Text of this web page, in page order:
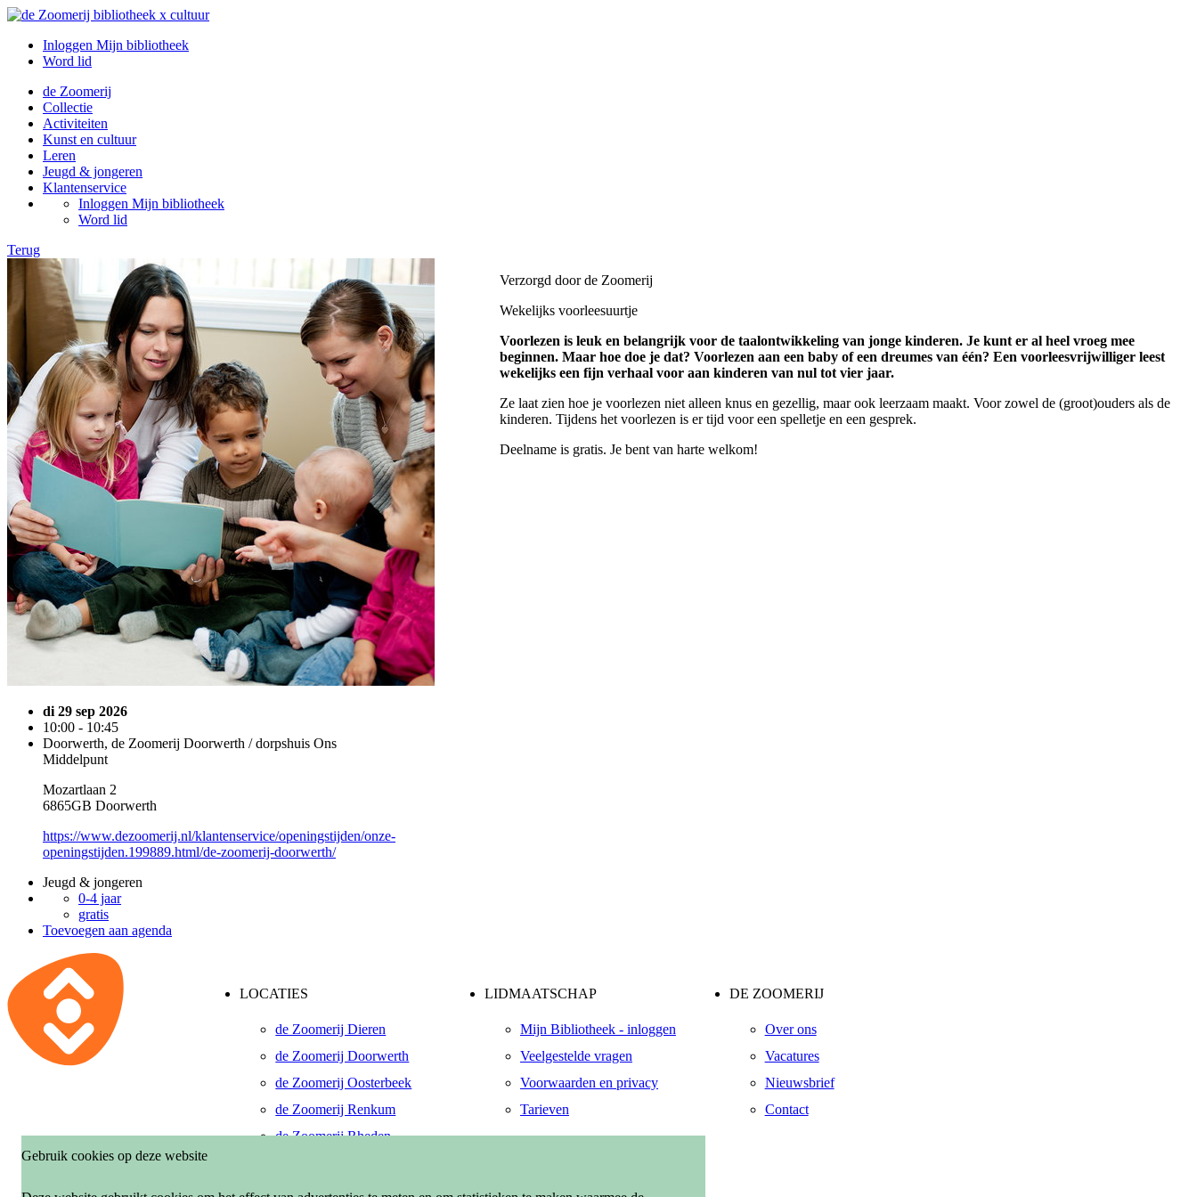
Gebruik cookies op deze website
Inloggen Mijn bibliotheek
Word lid
de Zoomerij
Collectie
Activiteiten
Kunst en cultuur
Leren
Jeugd & jongeren
Klantenservice
Inloggen Mijn bibliotheek
Word lid
Terug
di 29 sep 2026
10:00 - 10:45
Doorwerth, de Zoomerij Doorwerth / dorpshuis Ons
Middelpunt
Mozartlaan 2
6865GB Doorwerth
https://www.dezoomerij.nl/klantenservice/openingstijden/onze-
openingstijden.199889.html/de-zoomerij-doorwerth/
Jeugd & jongeren
0-4 jaar
gratis
Toevoegen aan agenda
Verzorgd door de Zoomerij
Wekelijks voorleesuurtje
Voorlezen is leuk en belangrijk voor de taalontwikkeling van jonge kinderen. Je kunt er al heel vroeg mee
beginnen. Maar hoe doe je dat? Voorlezen aan een baby of een dreumes van één? Een voorleesvrijwilliger leest
wekelijks een fijn verhaal voor aan kinderen van nul tot vier jaar.
Ze laat zien hoe je voorlezen niet alleen knus en gezellig, maar ook leerzaam maakt. Voor zowel de (groot)ouders als de
kinderen. Tijdens het voorlezen is er tijd voor een spelletje en een gesprek.
Deelname is gratis. Je bent van harte welkom!
LOCATIES
de Zoomerij Dieren
de Zoomerij Doorwerth
de Zoomerij Oosterbeek
de Zoomerij Renkum
de Zoomerij Rheden
de Zoomerij Velp-Rozendaal
LIDMAATSCHAP
Mijn Bibliotheek - inloggen
Veelgestelde vragen
Voorwaarden en privacy
Tarieven
DE ZOOMERIJ
Over ons
Vacatures
Nieuwsbrief
Contact